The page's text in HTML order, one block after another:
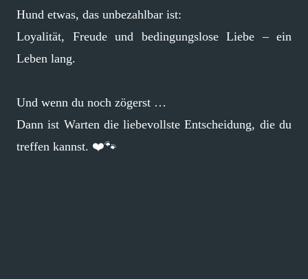
Hund etwas, das unbezahlbar ist:
Loyalität, Freude und bedingungslose Liebe – ein
Leben lang.
Und wenn du noch zögerst …
Dann ist Warten die liebevollste Entscheidung, die du
treffen kannst. ❤️🐾